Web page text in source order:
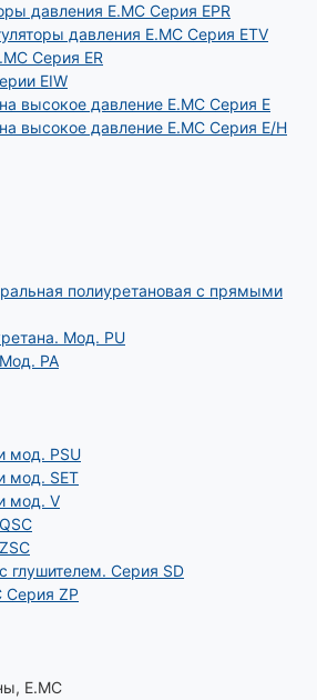
давления E.MC Серия EPR
давления E.MC Серия ETV
Серия ER
EIW
высокое давление E.MC Серия E
высокое давление E.MC Серия E/H
полиуретановая с прямыми
Мод. РU
PA
мод. PSU
мод. SET
мод. V
глушителем. Серия SD
Серия ZP
Е.МС